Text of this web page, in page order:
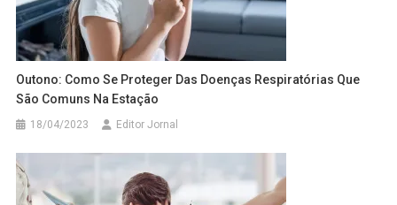
Outono: Como Se Proteger Das Doenças Respiratórias Que
São Comuns Na Estação
18/04/2023 Editor Jornal